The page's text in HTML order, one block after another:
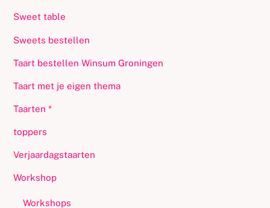
Sweet table
Sweets bestellen
Taart bestellen Winsum Groningen
Taart met je eigen thema
Taarten *
toppers
Verjaardagstaarten
Workshop
Workshops